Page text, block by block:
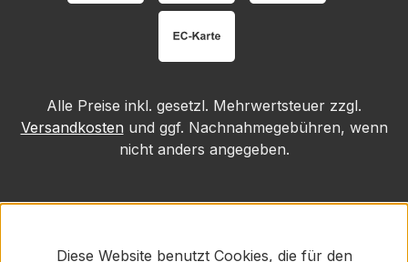
Alle Preise inkl. gesetzl. Mehrwertsteuer zzgl.
Versandkosten und ggf. Nachnahmegebühren, wenn
nicht anders angegeben.
Diese Website benutzt Cookies, die für den